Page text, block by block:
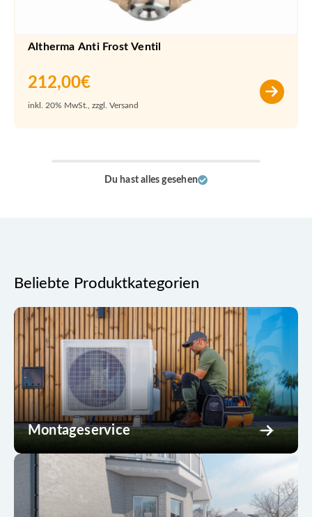
Altherma Anti Frost Ventil
212,00€
inkl. 20% MwSt., zzgl. Versand
Du hast alles gesehen
Beliebte Produktkategorien
Montageservice